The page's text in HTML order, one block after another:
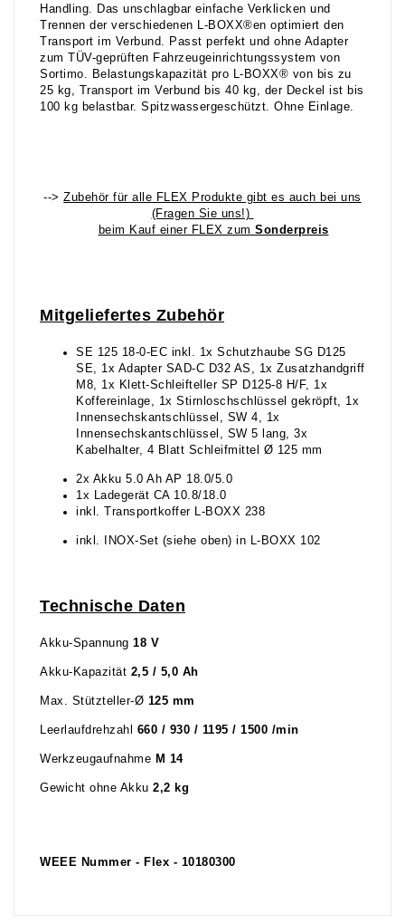
Handling. Das unschlagbar einfache Verklicken und
Trennen der verschiedenen L-BOXX®en optimiert den
Transport im Verbund. Passt perfekt und ohne Adapter
zum TÜV-geprüften Fahrzeugeinrichtungssystem von
Sortimo. Belastungskapazität pro L-BOXX® von bis zu
25 kg, Transport im Verbund bis 40 kg, der Deckel ist bis
100 kg belastbar. Spitzwassergeschützt. Ohne Einlage.
-->Zubehör für alle FLEX Produkte gibt es auch bei uns
(Fragen Sie uns!)
beim Kauf einer FLEX zum Sonderpreis
Mitgeliefertes Zubehör
SE 125 18-0-EC inkl. 1x Schutzhaube SG D125
SE, 1x Adapter SAD-C D32 AS, 1x Zusatzhandgriff
M8, 1x Klett-Schleifteller SP D125-8 H/F, 1x
Koffereinlage, 1x Stirnloschschlüssel gekröpft, 1x
Innensechskantschlüssel, SW 4, 1x
Innensechskantschlüssel, SW 5 lang, 3x
Kabelhalter, 4 Blatt Schleifmittel Ø 125 mm
2x Akku 5.0 Ah AP 18.0/5.0
1x Ladegerät CA 10.8/18.0
inkl. Transportkoffer L-BOXX 238
inkl. INOX-Set (siehe oben) in L-BOXX 102
Technische Daten
Akku-Spannung 18 V
Akku-Kapazität 2,5 / 5,0 Ah
Max. Stützteller-Ø 125 mm
Leerlaufdrehzahl 660 / 930 / 1195 / 1500 /min
Werkzeugaufnahme M 14
Gewicht ohne Akku 2,2 kg
WEEE Nummer - Flex - 10180300